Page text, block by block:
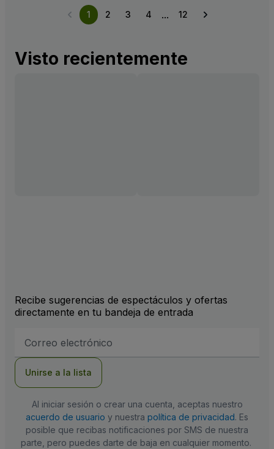
1 2 3 4 ... 12
Visto recientemente
Recibe sugerencias de espectáculos y ofertas
directamente en tu bandeja de entrada
de
Unirse a la lista
Al iniciar sesión o crear una cuenta, aceptas nuestro
acuerdo de usuario y nuestra política de privacidad. Es
posible que recibas notificaciones por SMS de nuestra
parte, pero puedes darte de baja en cualquier momento.